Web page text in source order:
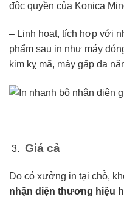
độc quyền của Konica
– Linh hoạt, tích hợp với
phẩm sau in như máy
kim kỵ mã, máy gấp đa
Giá cả
Do có xưởng in tại chỗ,
nhận diện thương hiệu